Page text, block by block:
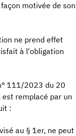
motivée de son
ne prend effet
à l'obligation
111/2023 du 20
remplacé par un
:
au § 1er, ne peut